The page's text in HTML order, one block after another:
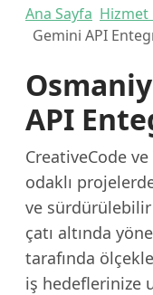
Ana Sayfa Hizmet
Gemini API
API
CreativeCode
odaklı
ve
çatı altında
tarafında
iş hedeflerinize